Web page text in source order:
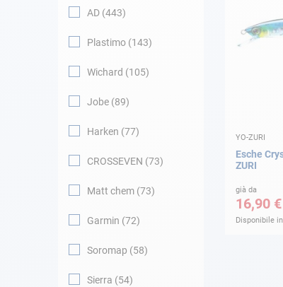
YO-ZURI
Esche
ZURI
già da
16,90 €
Disponibile
AD 443
Plastimo 143
Wichard 105
Jobe 89
Harken 77
CROSSEVEN 73
Matt chem 73
Garmin 72
Soromap 58
Sierra 54